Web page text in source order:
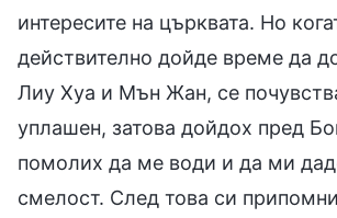
интересите на църквата. Но
действително дойде време да
Лиу Хуа и Мън Жан, се
уплашен, затова дойдох пред
помолих да ме води и да ми
смелост. След това си